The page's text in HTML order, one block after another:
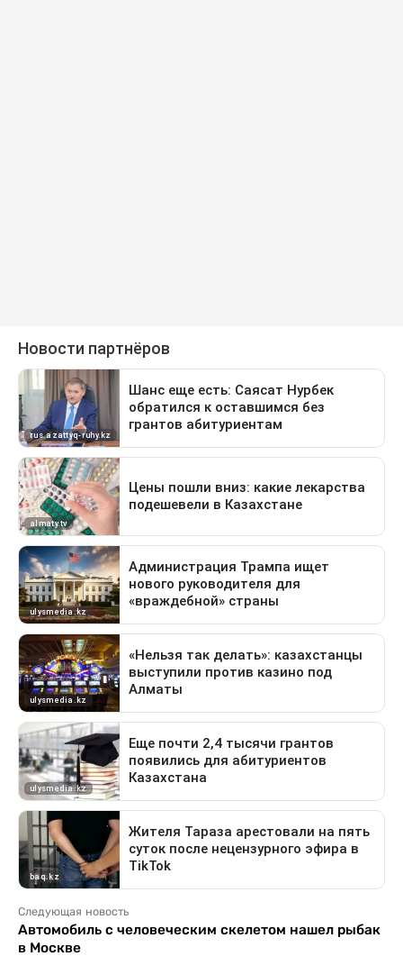
Следующая новость
Автомобиль с человеческим скелетом нашел рыбак
в Москве